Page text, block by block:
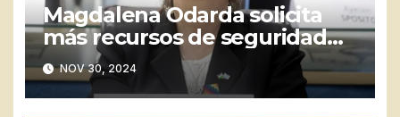
Magdalena Odarda solicita
más recursos de seguridad
para Playas Doradas
NOV 30, 2024